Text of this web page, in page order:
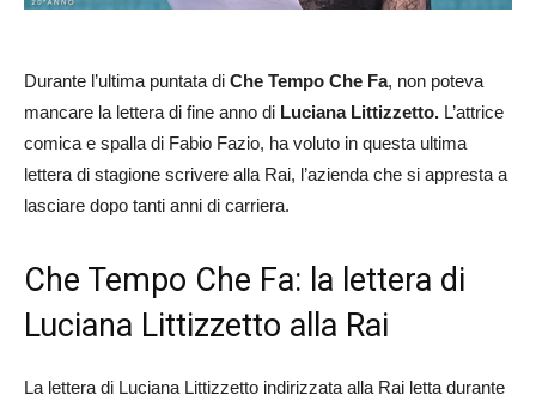
Durante l’ultima puntata di Che Tempo Che Fa, non poteva
mancare la lettera di fine anno di Luciana Littizzetto. L’attrice
comica e spalla di Fabio Fazio, ha voluto in questa ultima
lettera di stagione scrivere alla Rai, l’azienda che si appresta a
lasciare dopo tanti anni di carriera.
Che Tempo Che Fa: la lettera di
Luciana Littizzetto alla Rai
La lettera di Luciana Littizzetto indirizzata alla Rai letta durante